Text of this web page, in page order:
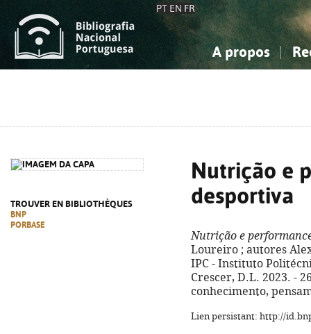
PT EN FR
A propos
TROUVER EN BIBLIOTHÈQUES
BNP
PORBASE
Nutrição e
desportiva
Nutrição e
Loureiro ; autores
IPC - Instituto
Crescer, D.L. 2023. -
conhecimento,
Lien persistant: http://